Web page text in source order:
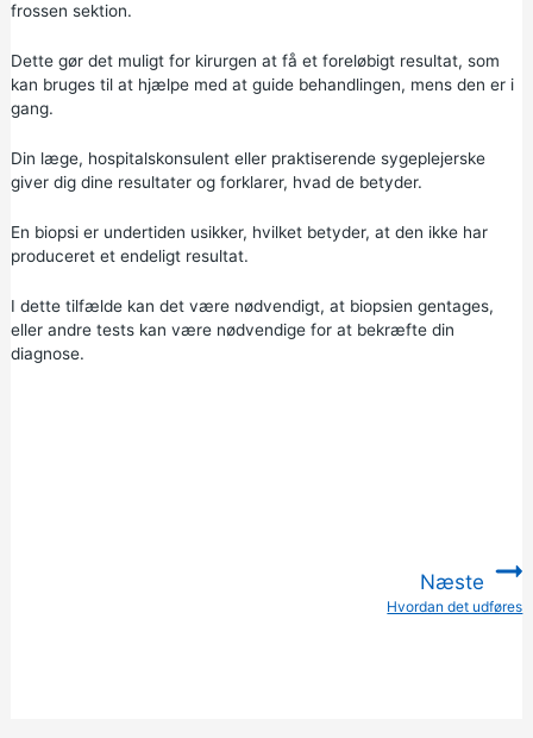
frossen sektion.
Dette gør det muligt for kirurgen at få et foreløbigt resultat, som
kan bruges til at hjælpe med at guide behandlingen, mens den er i
gang.
Din læge, hospitalskonsulent eller praktiserende sygeplejerske
giver dig dine resultater og forklarer, hvad de betyder.
En biopsi er undertiden usikker, hvilket betyder, at den ikke har
produceret et endeligt resultat.
I dette tilfælde kan det være nødvendigt, at biopsien gentages,
eller andre tests kan være nødvendige for at bekræfte din
diagnose.
Næste
Hvordan det udføres